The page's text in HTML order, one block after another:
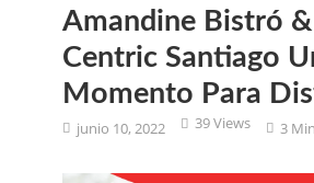
Amandine Bistró
Centric Santiago
Momento Para
junio 10, 2022 39 Views 3